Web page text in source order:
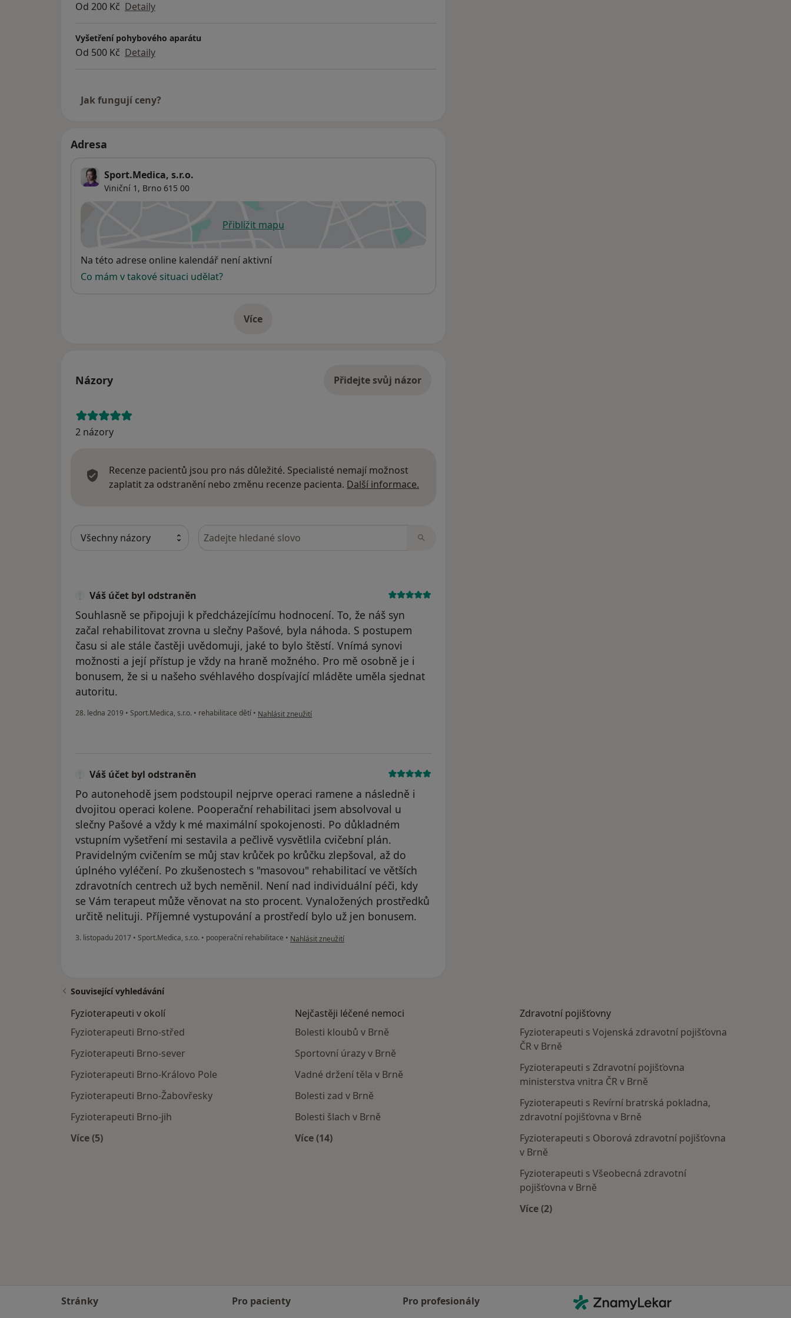
Od 200 Kč Detaily
Vyšetření pohybového aparátu
Od 500 Kč Detaily
Jak fungují ceny?
Adresa
Sport.Medica, s.r.o.
Viniční 1, Brno 615 00
Přiblížit mapuse otevře v nové záložce
Dostupnost
Na této adrese online kalendář není aktivní
Co mám v takové situaci udělat?
Víceo adrese
Názory Přidejte svůj názor
2 názory
Recenze pacientů jsou pro nás důležité. Specialisté nemají možnost
zaplatit za odstranění nebo změnu recenze pacienta. Další informace.
Hledejte v názorech
Váš účet byl odstraněn
Souhlasně se připojuji k předcházejícímu hodnocení. To, že náš syn
začal rehabilitovat zrovna u slečny Pašové, byla náhoda. S postupem
času si ale stále častěji uvědomuji, jaké to bylo štěstí. Vnímá synovi
možnosti a její přístup je vždy na hraně možného. Pro mě osobně je i
bonusem, že si u našeho svéhlavého dospívající mláděte uměla sjednat
autoritu.
28. ledna 2019 • Sport.Medica, s.r.o. • rehabilitace dětí • podle názoru uživatele Váš účet byl odstraněn
Nahlásit zneužití
Váš účet byl odstraněn
Po autonehodě jsem podstoupil nejprve operaci ramene a následně i
dvojitou operaci kolene. Pooperační rehabilitaci jsem absolvoval u
slečny Pašové a vždy k mé maximální spokojenosti. Po důkladném
vstupním vyšetření mi sestavila a pečlivě vysvětlila cvičební plán.
Pravidelným cvičením se můj stav krůček po krůčku zlepšoval, až do
úplného vyléčení. Po zkušenostech s "masovou" rehabilitací ve větších
zdravotních centrech už bych neměnil. Není nad individuální péči, kdy
se Vám terapeut může věnovat na sto procent. Vynaložených prostředků
určitě nelituji. Příjemné vystupování a prostředí bylo už jen bonusem.
3. listopadu 2017 • Sport.Medica, s.r.o. • pooperační rehabilitace • podle názoru uživatele Váš účet byl odstraněn
Nahlásit zneužití
Související vyhledávání
Fyzioterapeuti v okolí
Fyzioterapeuti Brno-střed
Fyzioterapeuti Brno-sever
Fyzioterapeuti Brno-Královo Pole
Fyzioterapeuti Brno-Žabovřesky
Fyzioterapeuti Brno-jih
Více (5)
Nejčastěji léčené nemoci
Bolesti kloubů v Brně
Sportovní úrazy v Brně
Vadné držení těla v Brně
Bolesti zad v Brně
Bolesti šlach v Brně
Více (14)
Zdravotní pojišťovny
Fyzioterapeuti s Vojenská zdravotní pojišťovna
ČR v Brně
Fyzioterapeuti s Zdravotní pojišťovna
ministerstva vnitra ČR v Brně
Fyzioterapeuti s Revírní bratrská pokladna,
zdravotní pojišťovna v Brně
Fyzioterapeuti s Oborová zdravotní pojišťovna
v Brně
Fyzioterapeuti s Všeobecná zdravotní
pojišťovna v Brně
Více (2)
Stránky
Pro pacienty
Pro profesionály
Kontakt
ZnamyLekar - Hlavní stránka